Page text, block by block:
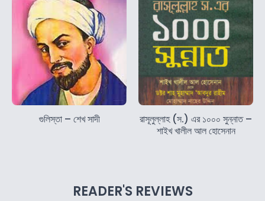
গুলিস্তা – শেখ সাদী
রাসূলুল্লাহ (স.) এর ১০০০ সুন্নাত –
শাইখ খালীল আল হোসেনান
READER'S REVIEWS